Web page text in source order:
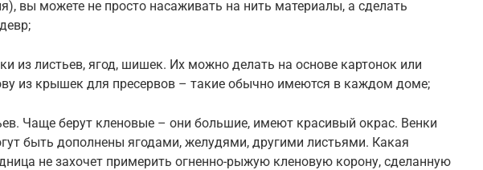
вы можете не просто насаживать на нить материалы, а сделать
из листьев, ягод, шишек. Их можно делать на основе картонок или
из крышек для пресервов – такие обычно имеются в каждом доме;
Чаще берут кленовые – они большие, имеют красивый окрас. Венки
быть дополнены ягодами, желудями, другими листьями. Какая
не захочет примерить огненно-рыжую кленовую корону, сделанную